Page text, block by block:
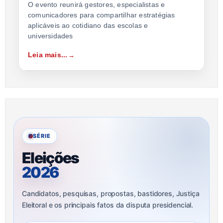
O evento reunirá gestores, especialistas e
comunicadores para compartilhar estratégias
aplicáveis ao cotidiano das escolas e
universidades
Leia mais...
SÉRIE
Eleições
2026
Candidatos, pesquisas, propostas, bastidores, Justiça
Eleitoral e os principais fatos da disputa presidencial.